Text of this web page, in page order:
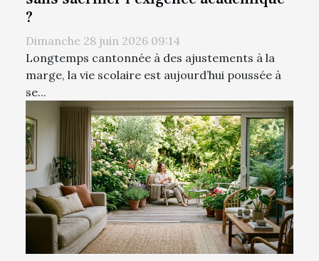
?
Dimanche 28 juin 2026 09:14
Longtemps cantonnée à des ajustements à la
marge, la vie scolaire est aujourd’hui poussée à
se...